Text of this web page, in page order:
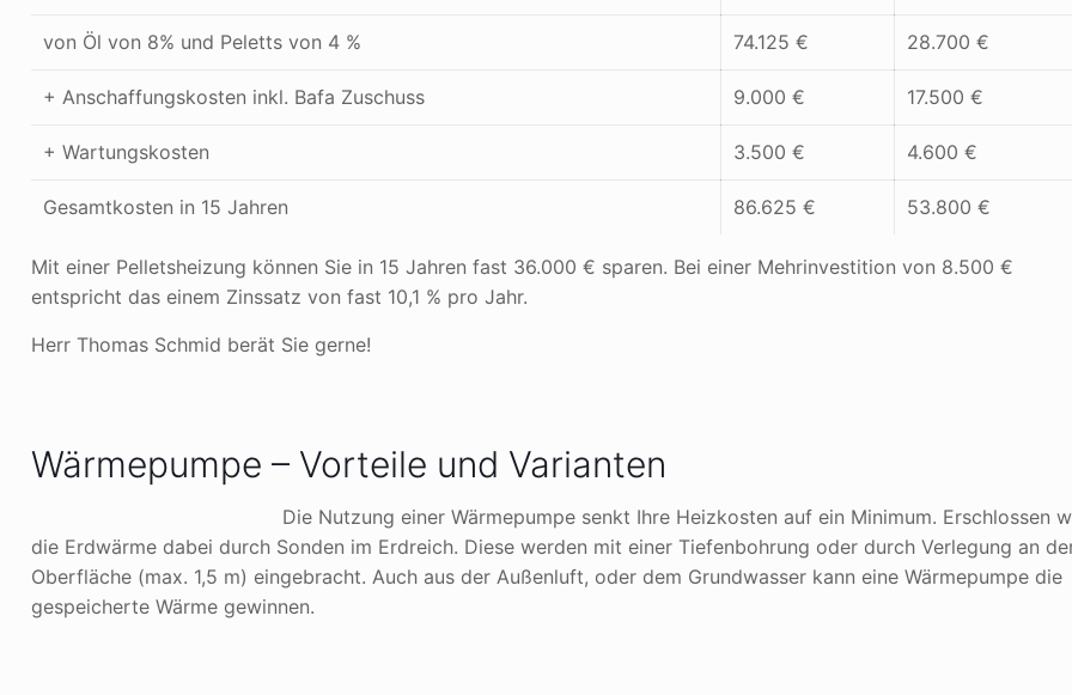
von Öl von 8% und Peletts von 4 % 74.125 € 28.700 €
+ Anschaffungskosten inkl. Bafa Zuschuss 9.000 € 17.500 €
+ Wartungskosten 3.500 € 4.600 €
Gesamtkosten in 15 Jahren 86.625 € 53.800 €
Mit einer Pelletsheizung können Sie in 15 Jahren fast 36.000 € sparen. Bei einer Mehrinvestition von 8.500 €
entspricht das einem Zinssatz von fast 10,1 % pro Jahr.
Herr Thomas Schmid berät Sie gerne!
Wärmepumpe – Vorteile und Varianten
Die Nutzung einer Wärmepumpe senkt Ihre Heizkosten auf ein Minimum. Erschlossen
die Erdwärme dabei durch Sonden im Erdreich. Diese werden mit einer Tiefenbohrung oder durch Verlegung an
Oberfläche (max. 1,5 m) eingebracht. Auch aus der Außenluft, oder dem Grundwasser kann eine Wärmepumpe die
gespeicherte Wärme gewinnen.